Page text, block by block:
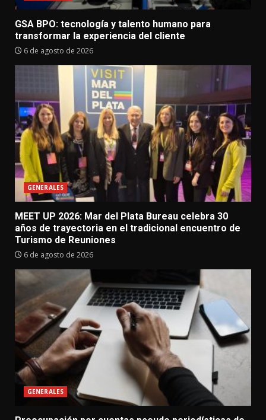
GSA BPO: tecnología y talento humano para
transformar la experiencia del cliente
6 de agosto de 2026
GENERALES
MEET UP 2026: Mar del Plata Bureau celebra 30
años de trayectoria en el tradicional encuentro de
Turismo de Reuniones
6 de agosto de 2026
GENERALES